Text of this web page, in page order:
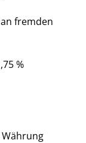
fremden
%